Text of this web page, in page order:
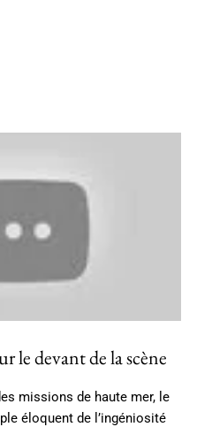
le devant de la scène
missions de haute mer, le
éloquent de l’ingéniosité